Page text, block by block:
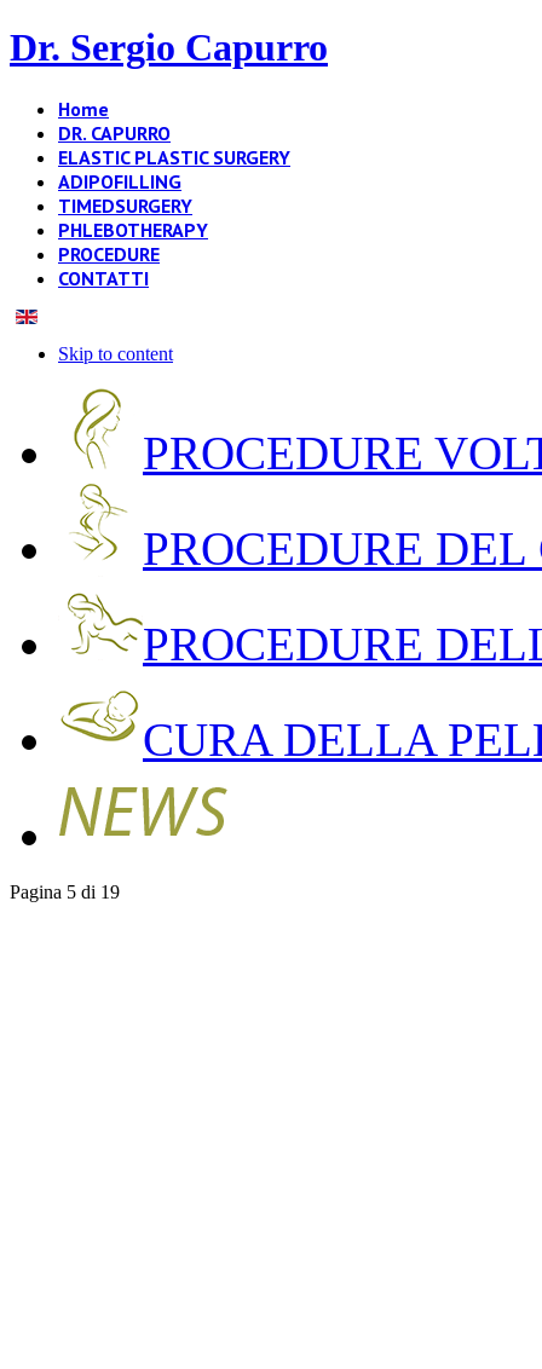
Dr. Sergio Capurro
Home
DR. CAPURRO
ELASTIC PLASTIC SURGERY
ADIPOFILLING
TIMEDSURGERY
PHLEBOTHERAPY
PROCEDURE
CONTATTI
Skip to content
PROCEDURE
PROCEDURE DEL
PROCEDURE
CURA DELLA
Pagina 5 di 19